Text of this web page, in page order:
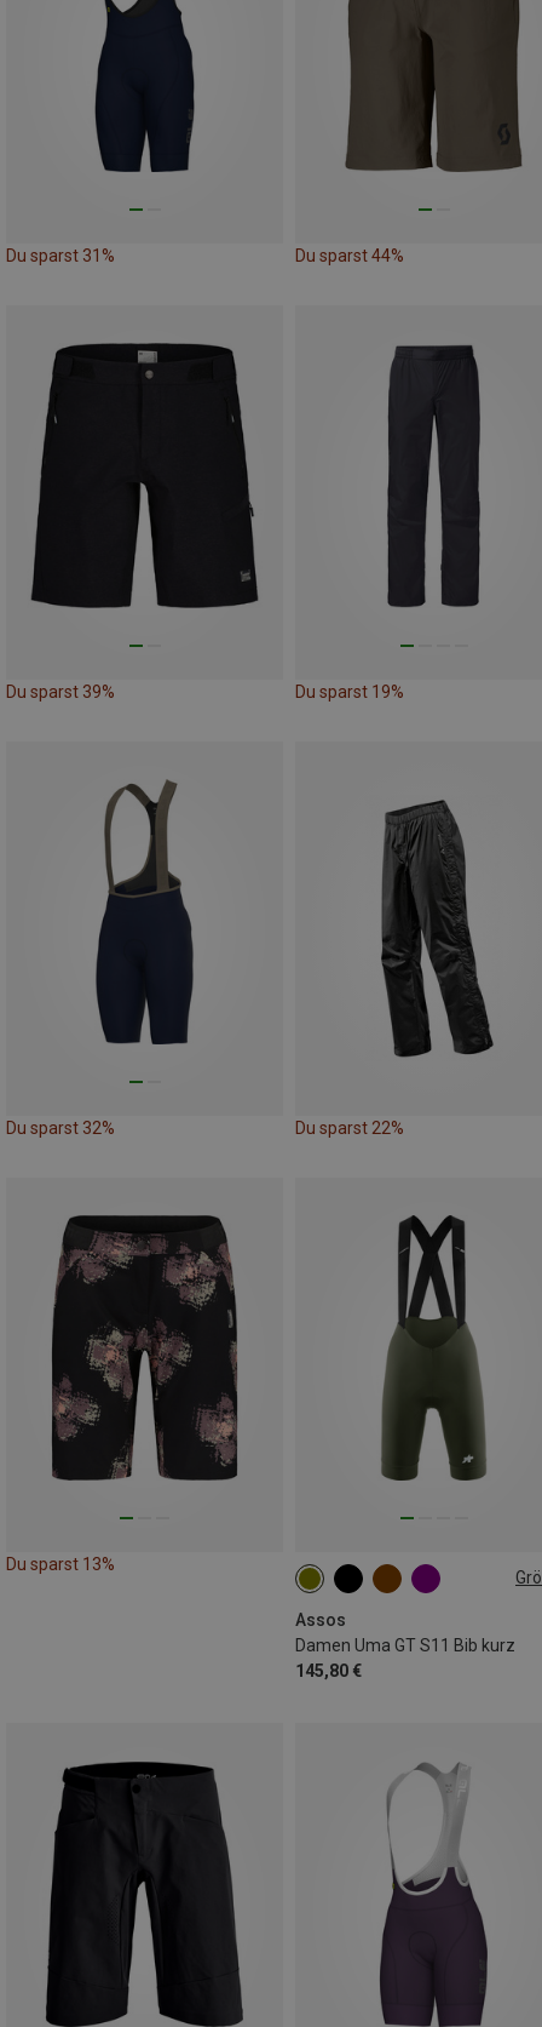
Du sparst 31% Du sparst 44%
Du sparst 39% Du sparst 19%
Du sparst 32% Du sparst 22%
Du sparst 13%
Assos
Damen Uma GT S11 Bib kurz
145,80 €
XS S M
XXL